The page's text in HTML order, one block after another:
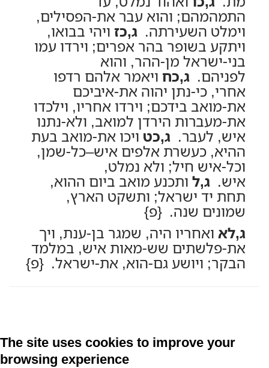
התמהמהם; והוא עבר את-הפסילים,
וימלט השעירתה.ג,כז ויהי בבואו,
ויתקע בשופר בהר אפרים; וירדו עמו
בני-ישראל מן-ההר, והוא
לפניהם.ג,כח ויאמר אלהם רדפו
אחרי, כי-נתן יהוה את-איביכם
את-מואב בידכם; וירדו אחריו, וילכדו
את-מעברות הירדן למואב, ולא-נתנו
איש, לעבר.ג,כטויכו את-מואב בעת
ההיא, כעשרת אלפים איש–כל-שמן,
וכל-איש חיל; ולא נמלט,
איש.ג,ל ותכנע מואב ביום ההוא,
תחת יד ישראל; ותשקט הארץ,
שמונים שנה. {פ}
ג,לא ואחריו היה, שמגר בן-ענת, ויך
את-פלשתים שש-מאות איש, במלמד
הבקר; ויושע גם-הוא, את-ישראל. {פ}
The site uses cookies to improve your
browsing experience